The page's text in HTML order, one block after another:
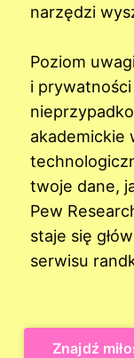
narzędzi
Poziom
i
akademickie
twoje dane,
Pew
staje się
serwisu
Znajdź